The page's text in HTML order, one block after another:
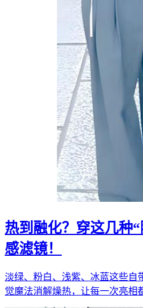
热到融化？穿这几种
感滤镜！
淡绿、粉白、浅紫、冰蓝这些自
觉魔法消解燥热，让每一次亮相